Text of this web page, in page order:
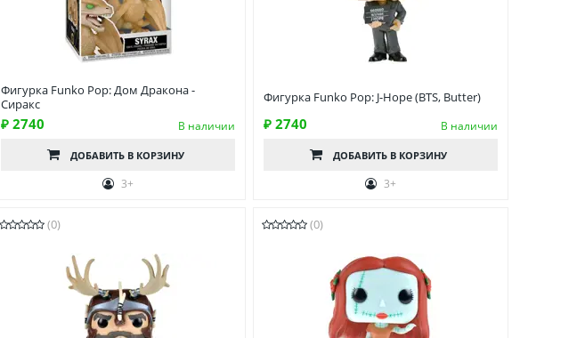
Фигурка Funko Pop: Дом Дракона -
Сиракс
₽ 2740 В наличии
ДОБАВИТЬ В КОРЗИНУ
3+
Фигурка Funko Pop: J-Hope (BTS, Butter)
₽ 2740 В наличии
ДОБАВИТЬ В КОРЗИНУ
3+
(0) (0)